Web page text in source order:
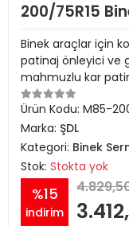
200/75R15
Binek araçlar için
patinaj önleyici ve
mahmuzlu kar
Ürün Kodu: M85-
Marka: ŞDL
Kategori: Binek
Stok: Stokta yok
%15
indirim